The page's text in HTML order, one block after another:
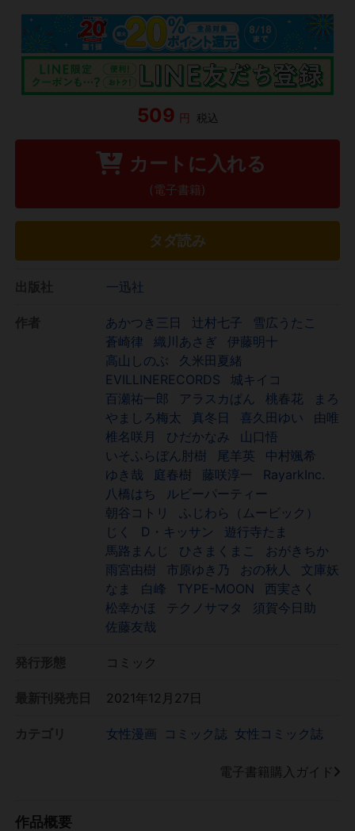
509 円 税込
カートに入れる
(電子書籍)
タダ読み
一迅社
あかつき三日 辻村七子
雪広うたこ
蒼崎律
織川あさぎ
伊藤明十
高山しのぶ
久米田夏緒
EVILLINERECORDS
城キイコ
百瀬祐一郎
アラスカぱん 桃春花
まろ
やましろ梅太
真冬日 喜久田ゆい
由唯
椎名咲月
ひだかなみ
山口悟
いそふらぼん肘樹
尾羊英
中村颯希
ゆき哉
庭春樹 藤咲淳一
RayarkInc.
八橋はち
ルビーパーティー
朝谷コトリ
ふじわら（ムービック）
じく
D・キッサン
遊行寺たま
馬路まんじ
ひさまくまこ
おがきちか
雨宮由樹
市原ゆき乃 おの秋人
文庫妖
なま
白峰 TYPE-MOON
西実さく
松幸かほ
テクノサマタ
須賀今日助
佐藤友哉
コミック
2021年12月27日
女性漫画 コミック誌 女性コミック誌
電子書籍購入ガイド
作品概要